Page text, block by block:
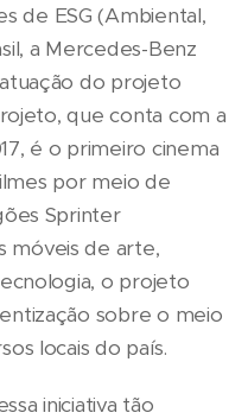
de ESG (Ambiental,
a Mercedes-Benz
do projeto
que conta com a
é o primeiro cinema
por meio de
Sprinter
móveis de arte,
o projeto
sobre o meio
locais do país.
iniciativa tão